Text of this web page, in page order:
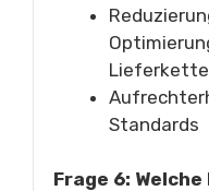
Standards
Frage 6: